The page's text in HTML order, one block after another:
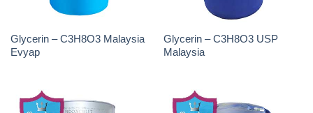
Glycerin – C3H8O3 Malaysia
Evyap
Glycerin – C3H8O3 USP
Malaysia